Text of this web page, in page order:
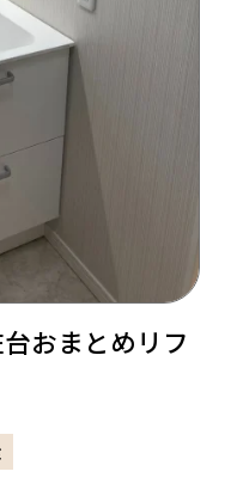
おまとめリフ